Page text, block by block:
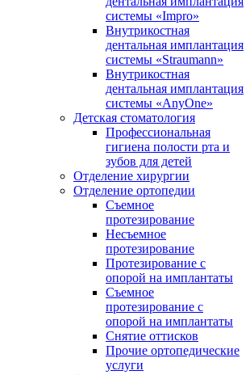
системы «Impro»
Внутрикостная
дентальная имплантация
системы «Straumann»
Внутрикостная
дентальная имплантация
системы «AnyOne»
Детская стоматология
Профессиональная
гигиена полости рта и
зубов для детей
Отделение хирургии
Отделение ортопедии
Съемное
протезирование
Несъемное
протезирование
Протезирование с
опорой на имплантаты
Съемное
протезирование с
опорой на имплантаты
Снятие оттисков
Прочие ортопедические
услуги